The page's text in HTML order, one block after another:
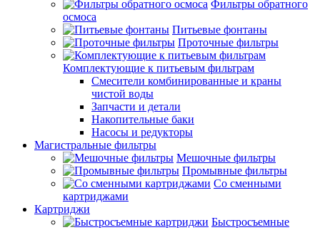
Фильтры обратного
осмоса
Питьевые фонтаны
Проточные фильтры
Комплектующие к питьевым фильтрам
Смесители комбинированные и краны
чистой воды
Запчасти и детали
Накопительные баки
Насосы и редукторы
Магистральные фильтры
Мешочные фильтры
Промывные фильтры
Со сменными
картриджами
Картриджи
Быстросъемные